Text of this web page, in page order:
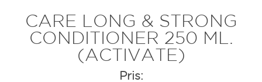
CARE LONG & STRONG
CONDITIONER 250 ML.
(ACTIVATE)
Pris: